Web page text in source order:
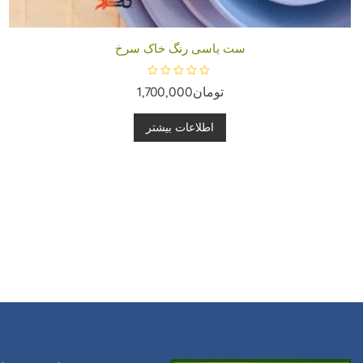
ست یاسی رنگ خاک سرخ
م
ی
ا
ز
0
تومان1,700,000
اطلاعات بیشتر